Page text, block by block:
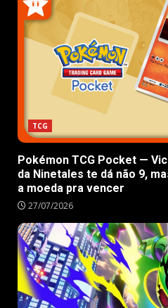
TCG
Pokémon TCG Pocket —
da Ninetales te dá não 9,
a moeda pra vencer
27/07/2026